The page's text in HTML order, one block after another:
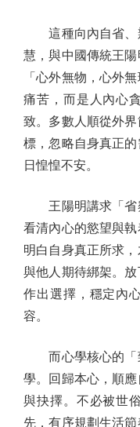
這種向內自省、
慧，與中國傳統王
「心外無物，心外
痛苦，而是人內心
致。多數人順從外
標，忽略自身真正
日惶惶不安。
王陽明講求「省
看清內心的慾望與執
明白自身真正所求
與他人期待綁架。
作出選擇，穩定內
容。
而心學核心的「
學。回歸本心，順
與抉擇。不必被世
先，有序規劃生活